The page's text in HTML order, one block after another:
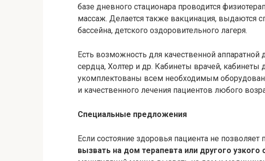
базе дневного стационара проводится
массаж. Делается также вакцинация, выдаются
бассейна, детского оздоровительного лагеря.
Есть возможность для качественной аппаратной
сердца, Холтер и др. Кабинеты врачей, кабинеты
укомплектованы всем необходимым
и качественного лечения пациентов любого
Специальные предложения
Если состояние здоровья пациента не
вызвать на дом терапевта или другого узкого